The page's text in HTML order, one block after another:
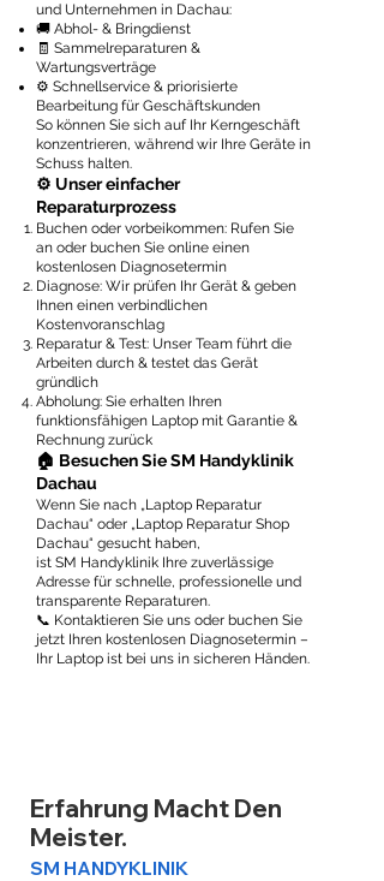
und Unternehmen in Dachau:
🚚 Abhol- & Bringdienst
🧾 Sammelreparaturen &
Wartungsverträge
⚙️ Schnellservice & priorisierte
Bearbeitung für Geschäftskunden
So können Sie sich auf Ihr Kerngeschäft
konzentrieren, während wir Ihre Geräte in
Schuss halten.
⚙️ Unser einfacher
Reparaturprozess
Buchen oder vorbeikommen: Rufen Sie
an oder buchen Sie online einen
kostenlosen Diagnosetermin
Diagnose: Wir prüfen Ihr Gerät & geben
Ihnen einen verbindlichen
Kostenvoranschlag
Reparatur & Test: Unser Team führt die
Arbeiten durch & testet das Gerät
gründlich
Abholung: Sie erhalten Ihren
funktionsfähigen Laptop mit Garantie &
Rechnung zurück
🏠 Besuchen Sie SM Handyklinik
Dachau
Wenn Sie nach „Laptop Reparatur
Dachau“ oder „Laptop Reparatur Shop
Dachau“ gesucht haben,
ist SM Handyklinik Ihre zuverlässige
Adresse für schnelle, professionelle und
transparente Reparaturen.
📞 Kontaktieren Sie uns oder buchen Sie
jetzt Ihren kostenlosen Diagnosetermin –
Ihr Laptop ist bei uns in sicheren Händen.
Erfahrung Macht Den
Meister.
SM HANDYKLINIK